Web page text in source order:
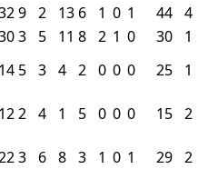
9 2 13 6 1 0 1 44 4
3 5 11 8 2 1 0 30 1
14 5 3 4 2 0 0 0 25 1
122 4 1 5 0 0 0 15 2
3 6 8 3 1 0 1 29 2